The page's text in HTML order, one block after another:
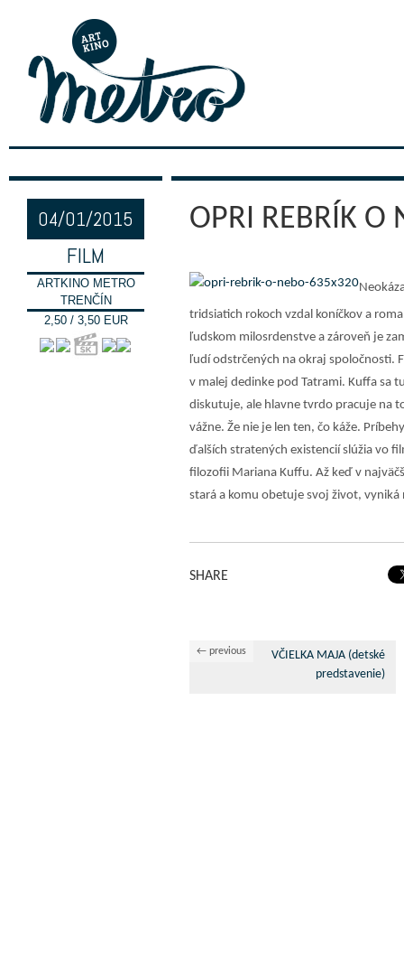
04/01/2015
FILM
ARTKINO METRO
TRENČÍN
2,50 / 3,50 EUR
OPRI REBRÍK O
tridsiatich rokoch vzdal koníčkov a
ľudskom milosrdenstve a zároveň je
ľudí odstrčených na okraj spoločnosti.
v malej dedinke pod Tatrami. Kuffa sa
diskutuje, ale hlavne tvrdo pracuje na
vážne. Že nie je len ten, čo káže.
ďalších stratených existencií slúžia vo
filozofii Mariana Kuffu. Až keď v
stará a komu obetuje svoj život,
SHARE
← previous
VČIELKA MAJA (detské
predstavenie)